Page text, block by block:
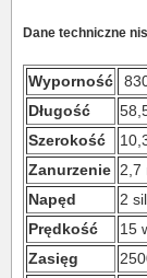
Dane techniczne
Wyporność
Długość
Szerokość
Zanurzenie 2,7
Napęd
2
Prędkość
15
Zasięg